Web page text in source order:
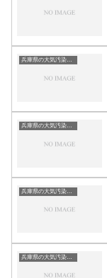
兵庫県の大気汚染・PM2.5・黄砂・エアロゾルの数値
兵庫県の大気汚染・PM2.5・黄砂・エアロゾルの数値
兵庫県の大気汚染・PM2.5・黄砂・エアロゾルの数値
兵庫県の大気汚染・PM2.5・黄砂・エアロゾルの数値